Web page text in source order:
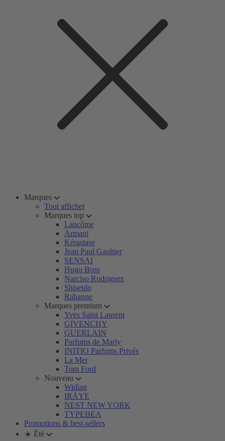
Marques
Tout afficher
Marques top
Lancôme
Armani
Kérastase
Jean Paul Gaultier
SENSAI
Hugo Boss
Narciso Rodriguez
Shiseido
Rabanne
Marques premium
Yves Saint Laurent
GIVENCHY
GUERLAIN
Parfums de Marly
INITIO Parfums Privés
La Mer
Tom Ford
Nouveau
Widian
IRÄYE
NEST NEW YORK
TYPEBEA
Promotions & best-sellers
☀️ Été